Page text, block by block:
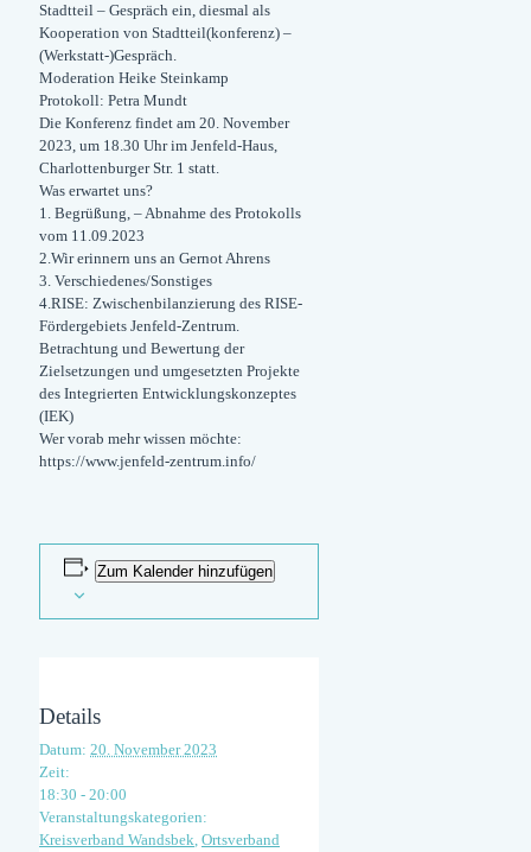
Stadtteil – Gespräch ein, diesmal als
Kooperation von Stadtteil(konferenz) –
(Werkstatt-)Gespräch.
Moderation Heike Steinkamp
Protokoll: Petra Mundt
Die Konferenz findet am 20. November
2023, um 18.30 Uhr im Jenfeld-Haus,
Charlottenburger Str. 1 statt.
Was erwartet uns?
1. Begrüßung, – Abnahme des Protokolls
vom 11.09.2023
2.Wir erinnern uns an Gernot Ahrens
3. Verschiedenes/Sonstiges
4.RISE: Zwischenbilanzierung des RISE-
Fördergebiets Jenfeld-Zentrum.
Betrachtung und Bewertung der
Zielsetzungen und umgesetzten Projekte
des Integrierten Entwicklungskonzeptes
(IEK)
Wer vorab mehr wissen möchte:
https://www.jenfeld-zentrum.info/
Zum Kalender hinzufügen
Details
Datum: 20. November 2023
Zeit:
18:30 - 20:00
Veranstaltungskategorien:
Kreisverband Wandsbek, Ortsverband